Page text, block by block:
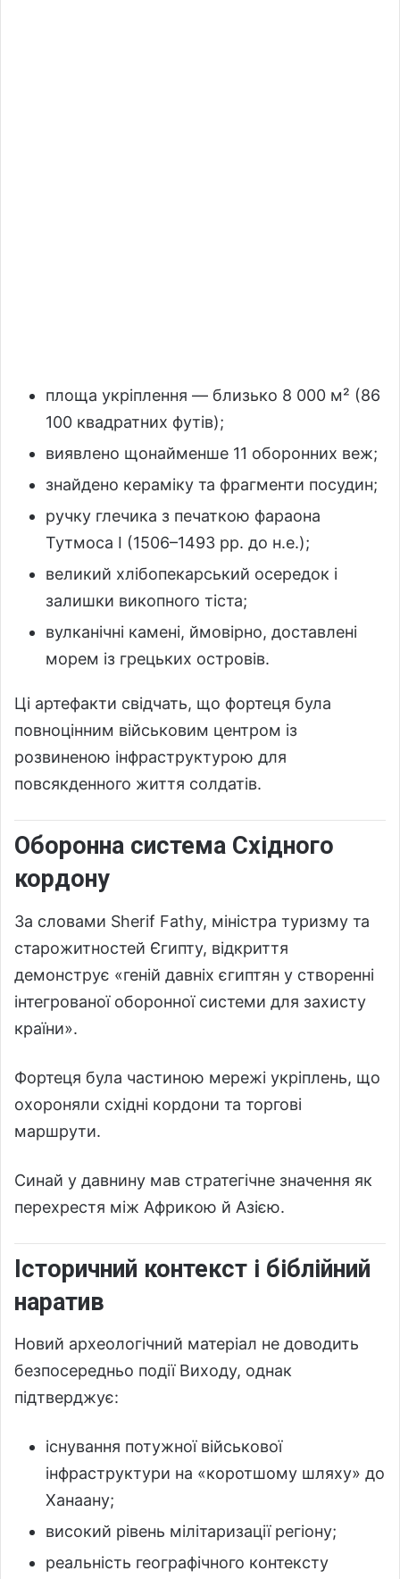
площа укріплення — близько 8 000 м² (86
100 квадратних футів);
виявлено щонайменше 11 оборонних веж;
знайдено кераміку та фрагменти посудин;
ручку глечика з печаткою фараона
Тутмоса I (1506–1493 рр. до н.е.);
великий хлібопекарський осередок і
залишки викопного тіста;
вулканічні камені, ймовірно, доставлені
морем із грецьких островів.
Ці артефакти свідчать, що фортеця була
повноцінним військовим центром із
розвиненою інфраструктурою для
повсякденного життя солдатів.
Оборонна система Східного
кордону
За словами Sherif Fathy, міністра туризму та
старожитностей Єгипту, відкриття
демонструє «геній давніх єгиптян у створенні
інтегрованої оборонної системи для захисту
країни».
Фортеця була частиною мережі укріплень, що
охороняли східні кордони та торгові
маршрути.
Синай у давнину мав стратегічне значення як
перехрестя між Африкою й Азією.
Історичний контекст і біблійний
наратив
Новий археологічний матеріал не доводить
безпосередньо події Виходу, однак
підтверджує:
існування потужної військової
інфраструктури на «коротшому шляху» до
Ханаану;
високий рівень мілітаризації регіону;
реальність географічного контексту